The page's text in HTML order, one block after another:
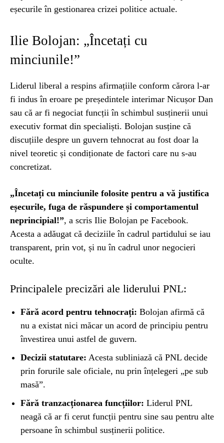
eșecurile în gestionarea crizei politice actuale.
Ilie Bolojan: „Încetați cu
minciunile!”
Liderul liberal a respins afirmațiile conform cărora l-ar
fi indus în eroare pe președintele interimar Nicușor Dan
sau că ar fi negociat funcții în schimbul susținerii unui
executiv format din specialiști. Bolojan susține că
discuțiile despre un guvern tehnocrat au fost doar la
nivel teoretic și condiționate de factori care nu s-au
concretizat.
„Încetați cu minciunile folosite pentru a vă justifica
eșecurile, fuga de răspundere și comportamentul
neprincipial!”, a scris Ilie Bolojan pe Facebook.
Acesta a adăugat că deciziile în cadrul partidului se iau
transparent, prin vot, și nu în cadrul unor negocieri
oculte.
Principalele precizări ale liderului PNL:
Fără acord pentru tehnocrați: Bolojan afirmă că
nu a existat nici măcar un acord de principiu pentru
învestirea unui astfel de guvern.
Decizii statutare: Acesta subliniază că PNL decide
prin forurile sale oficiale, nu prin înțelegeri „pe sub
masă”.
Fără tranzacționarea funcțiilor: Liderul PNL
neagă că ar fi cerut funcții pentru sine sau pentru alte
persoane în schimbul susținerii politice.